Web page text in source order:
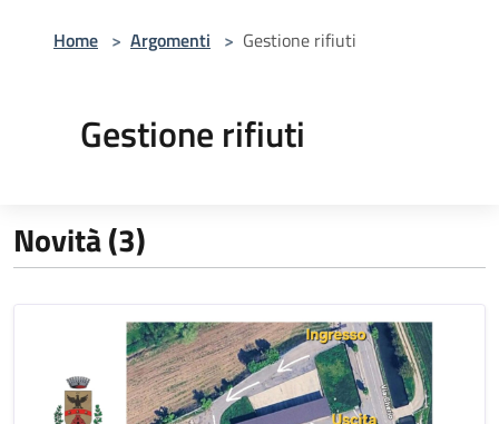
Home > Argomenti > Gestione rifiuti
Gestione rifiuti
Novità (3)